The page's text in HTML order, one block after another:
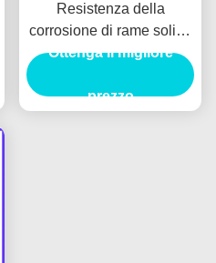
Resistenza della
corrosione di rame solida
di Rod For Home With
Ottenga il migliore
prezzo